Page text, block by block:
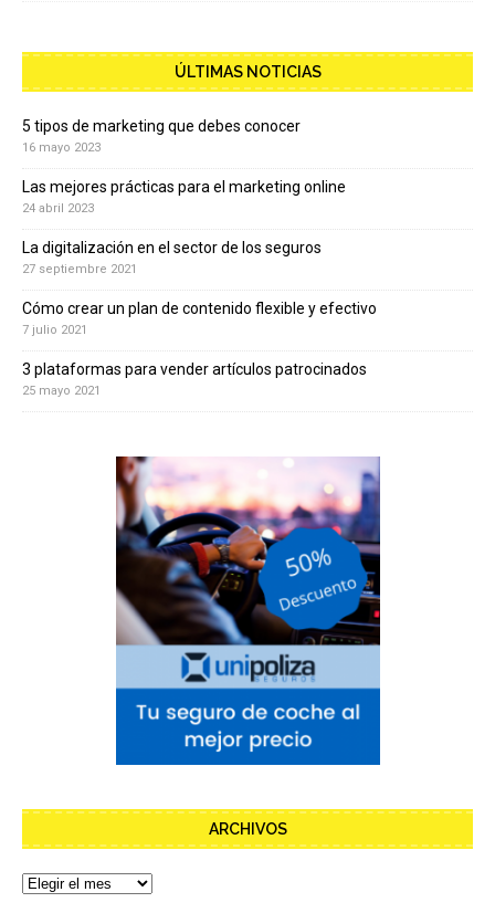
ÚLTIMAS NOTICIAS
5 tipos de marketing que debes conocer
16 mayo 2023
Las mejores prácticas para el marketing online
24 abril 2023
La digitalización en el sector de los seguros
27 septiembre 2021
Cómo crear un plan de contenido flexible y efectivo
7 julio 2021
3 plataformas para vender artículos patrocinados
25 mayo 2021
ARCHIVOS